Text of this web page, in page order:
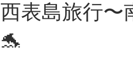
西表島旅行〜
🐬